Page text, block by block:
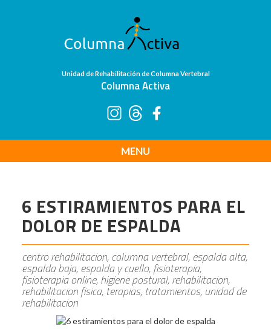
Unidad de Rehabilitación de Columna Vertebral
Columna Activa
MENU
6 ESTIRAMIENTOS PARA EL
DOLOR DE ESPALDA
centro rehabilitacion, columna vertebral, espalda alta,
espalda baja, espalda y cuello, fisioterapia,
fisioterapia online, higiene postural, rehabilitacion,
rehabilitacion fisica, terapias, tratamientos, unidad de
rehabilitacion